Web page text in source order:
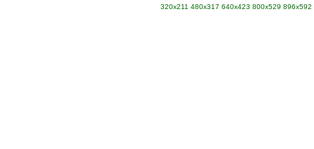
320x211 480x317 640x423 800x529 896x592